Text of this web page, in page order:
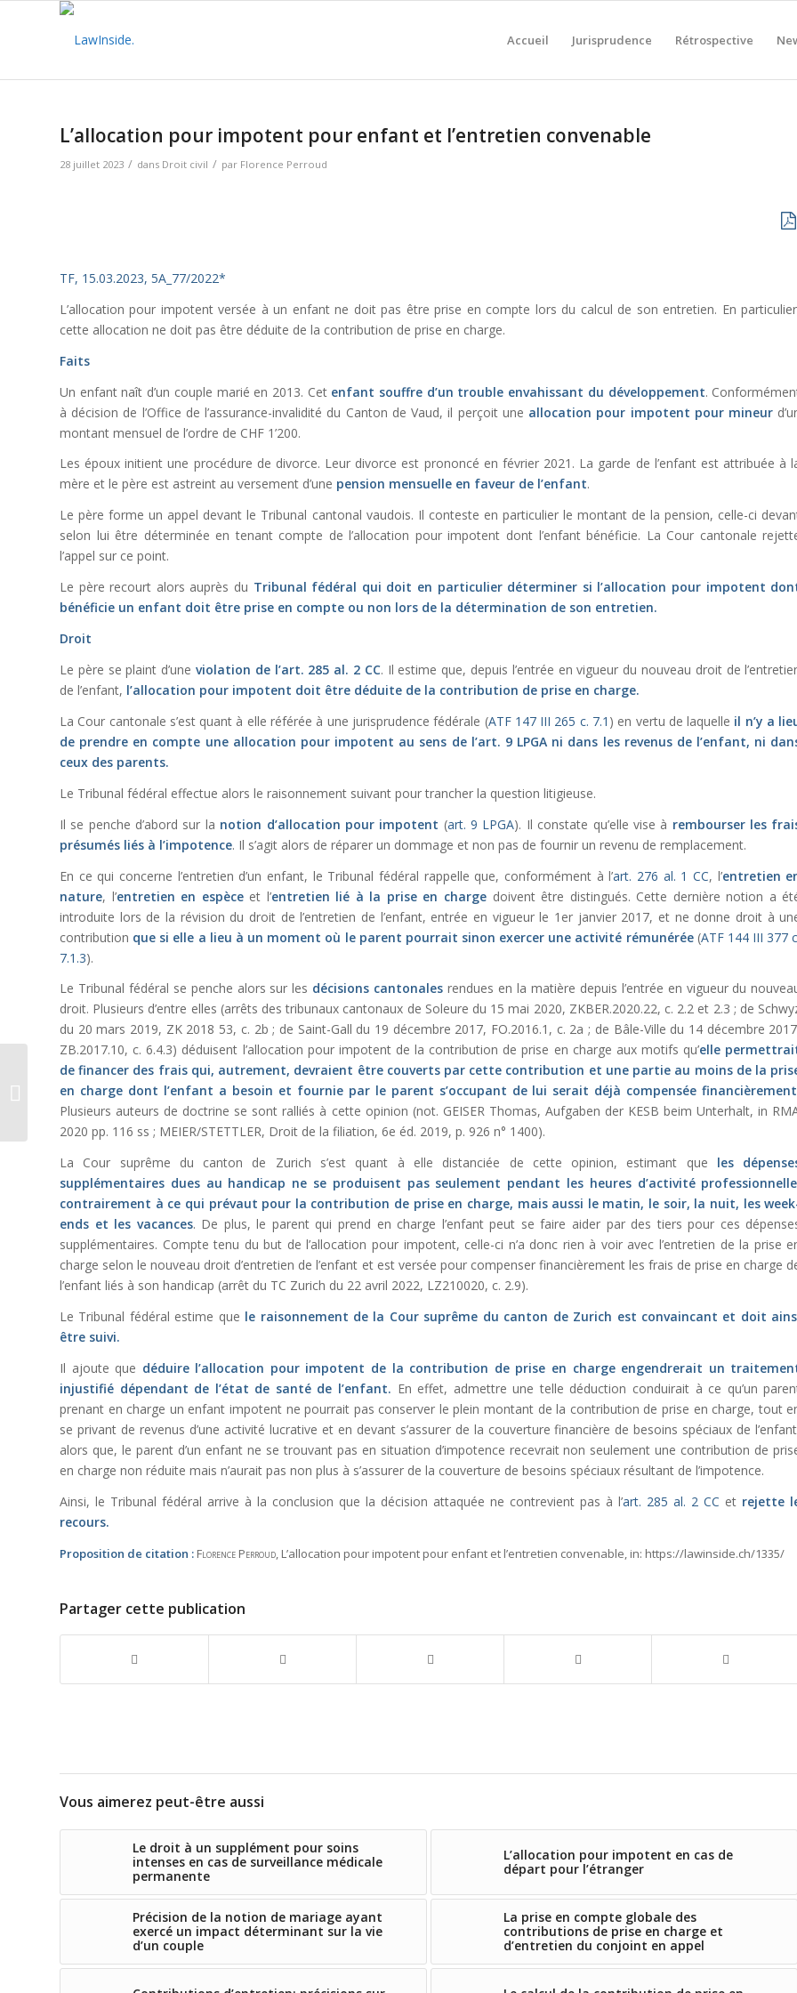
Accueil Jurisprudence Rétrospective
L’allocation pour impotent pour enfant et l’entretien convenable
28 juillet 2023 / dans Droit civil / par Florence Perroud
TF, 15.03.2023, 5A_77/2022*
L’allocation pour impotent versée à un enfant ne doit pas être prise en compte lors du calcul de son entretien. En
cette allocation ne doit pas être déduite de la contribution de prise en charge.
Faits
Un enfant naît d’un couple marié en 2013. Cetenfant souffre d’un trouble envahissant du développement.
à décision de l’Office de l’assurance-invalidité du Canton de Vaud, il perçoit une allocation pour impotent pour mineur
montant mensuel de l’ordre de CHF 1’200.
Les époux initient une procédure de divorce. Leur divorce est prononcé en février 2021. La garde de l’enfant est attribuée à
mère et le père est astreint au versement d’une pension mensuelle en faveur de l’enfant.
Le père forme un appel devant le Tribunal cantonal vaudois. Il conteste en particulier le montant de la pension, celle-ci
selon lui être déterminée en tenant compte de l’allocation pour impotent dont l’enfant bénéficie. La Cour cantonale
l’appel sur ce point.
Le père recourt alors auprès du Tribunal fédéral qui doit en particulier déterminer si l’allocation pour impotent
bénéficie un enfant doit être prise en compte ou non lors de la détermination de son entretien.
Droit
Le père se plaint d’une violation de l’art. 285 al. 2 CC. Il estime que, depuis l’entrée en vigueur du nouveau droit de
de l’enfant, l’allocation pour impotent doit être déduite de la contribution de prise en charge.
La Cour cantonale s’est quant à elle référée à une jurisprudence fédérale (ATF 147 III 265 c. 7.1 ) en vertu de laquelle il n’y a
de prendre en compte une allocation pour impotent au sens de l’art. 9 LPGA ni dans les revenus de l’enfant, ni
ceux des parents.
Le Tribunal fédéral effectue alors le raisonnement suivant pour trancher la question litigieuse.
Il se penche d’abord sur la notion d’allocation pour impotent (art. 9 LPGA). Il constate qu’elle vise à rembourser les
présumés liés à l’impotence. Il s’agit alors de réparer un dommage et non pas de fournir un revenu de remplacement.
En ce qui concerne l’entretien d’un enfant, le Tribunal fédéral rappelle que, conformément à l’art. 276 al. 1 CC, l’entretien
nature, l’entretien en espèceet l’entretien lié à la prise en charge doivent être distingués. Cette dernière notion a
introduite lors de la révision du droit de l’entretien de l’enfant, entrée en vigueur le 1 erjanvier 2017, et ne donne droit à
contribution que si elle a lieu à un moment où le parent pourrait sinon exercer une activité rémunérée(ATF 144 III 377
7.1.3).
Le Tribunal fédéral se penche alors sur les décisions cantonales rendues en la matière depuis l’entrée en vigueur du
droit. Plusieurs d’entre elles (arrêts des tribunaux cantonaux de Soleure du 15 mai 2020, ZKBER.2020.22, c. 2.2 et 2.3 ; de
du 20 mars 2019, ZK 2018 53, c. 2b ; de Saint-Gall du 19 décembre 2017, FO.2016.1, c. 2a ; de Bâle-Ville du 14 décembre
ZB.2017.10, c. 6.4.3) déduisent l’allocation pour impotent de la contribution de prise en charge aux motifs qu’elle
de financer des frais qui, autrement, devraient être couverts par cette contribution et une partie au moins de la
en charge dont l’enfant a besoin et fournie par le parent s’occupant de lui serait déjà compensée
Plusieurs auteurs de doctrine se sont ralliés à cette opinion (not. GEISER Thomas, Aufgaben der KESB beim Unterhalt, in
2020 pp. 116 ss ; MEIER/STETTLER, Droit de la filiation, 6e éd. 2019, p. 926 n° 1400).
La Cour suprême du canton de Zurich s’est quant à elle distanciée de cette opinion, estimant que les
supplémentaires dues au handicap ne se produisent pas seulement pendant les heures d’activité
contrairement à ce qui prévaut pour la contribution de prise en charge, mais aussi le matin, le soir, la nuit, les
ends et les vacances. De plus, le parent qui prend en charge l’enfant peut se faire aider par des tiers pour ces
supplémentaires. Compte tenu du but de l’allocation pour impotent, celle-ci n’a donc rien à voir avec l’entretien de la prise
charge selon le nouveau droit d’entretien de l’enfant et est versée pour compenser financièrement les frais de prise en charge
l’enfant liés à son handicap (arrêt du TC Zurich du 22 avril 2022, LZ210020, c. 2.9).
Le Tribunal fédéral estime que le raisonnement de la Cour suprême du canton de Zurich est convaincant et doit
être suivi.
Il ajoute que déduire l’allocation pour impotent de la contribution de prise en charge engendrerait un
injustifié dépendant de l’état de santé de l’enfant. En effet, admettre une telle déduction conduirait à ce qu’un
prenant en charge un enfant impotent ne pourrait pas conserver le plein montant de la contribution de prise en charge, tout
se privant de revenus d’une activité lucrative et en devant s’assurer de la couverture financière de besoins spéciaux de
alors que, le parent d’un enfant ne se trouvant pas en situation d’impotence recevrait non seulement une contribution de
en charge non réduite mais n’aurait pas non plus à s’assurer de la couverture de besoins spéciaux résultant de l’impotence.
Ainsi, le Tribunal fédéral arrive à la conclusion que la décision attaquée ne contrevient pas à l’art. 285 al. 2 CC et rejette
recours.
Proposition de citation : Florence Perroud, L’allocation pour impotent pour enfant et l’entretien convenable, in: https://lawinside.ch/1335/
Partager cette publication
Vous aimerez peut-être aussi
Le droit à un supplément pour soins
intenses en cas de surveillance médicale
permanente
L’allocation pour impotent en cas de
départ pour l’étranger
Précision de la notion de mariage ayant
exercé un impact déterminant sur la vie
d’un couple
La prise en compte globale des
contributions de prise en charge et
d’entretien du conjoint en appel
Réflexions d’été
caniculaire : La
défense du climat et le